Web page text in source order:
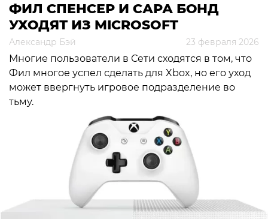
ФИЛ СПЕНСЕР И САРА БОНД
УХОДЯТ ИЗ MICROSOFT
Александр Бэй 23 февраля 2026
Многие пользователи в Сети сходятся в том, что
Фил многое успел сделать для Xbox, но его уход
может ввергнуть игровое подразделение во
тьму.